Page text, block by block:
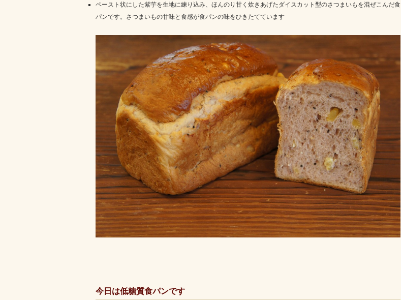
ペースト状にした紫芋を生地に練り込み、ほんのり甘く炊きあげたダイスカット型のさつまいもを混ぜこんだ食
パンです。さつまいもの甘味と食感が食パンの味をひきたてています
今日は低糖質食パンです